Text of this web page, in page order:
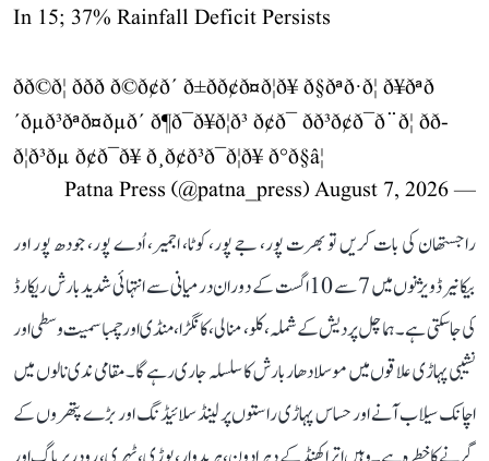
In 15; 37% Rainfall Deficit Persists
ðð©ð¦ ððð ð©ð¢ð´ ð±ð­ð¢ð¤ð¦ð¥ ð§ðªð·ð¦ ð¥ðªð
´ðµð³ðªð¤ðµð´ ð¶ð¯ð¥ð¦ð³ ð¢ð¯ ðð³ð¢ð¯ð¨ð¦ ðð­
ð¦ð³ðµ ð¢ð¯ð¥ ð¸ð¢ð³ð¯ð¦ð¥ ð°ð§â¦
— Patna Press (@patna_press)
August 7, 2026
راجستھان کی بات کریں تو بھرت پور، جے پور، کوٹا، اجمیر، اُدے پور، جودھ پور اور
بیکانیر ڈویژنوں میں 7 سے 10 اگست کے دوران درمیانی سے انتہائی شدید بارش ریکارڈ
کی جا سکتی ہے۔ ہماچل پردیش کے شملہ، کلو، منالی، کانگڑا، منڈی اور چمبا سمیت وسطی اور
نشیبی پہاڑی علاقوں میں موسلادھار بارش کا سلسلہ جاری رہے گا۔ مقامی ندی نالوں میں
اچانک سیلاب آنے اور حساس پہاڑی راستوں پر لینڈ سلائیڈنگ اور بڑے پتھروں کے